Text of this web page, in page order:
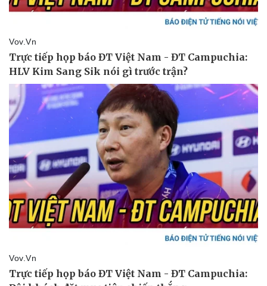
Doanh nghiệp
Thông tin doanh nghiệp
Doanh nghiệp 24h
Doanh nhân
Công nghệ
Sành điệu
Tin Công nghệ
Trải nghiệm
Chuyển đổi số